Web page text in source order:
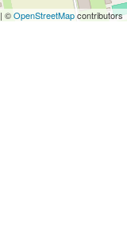
| ©OpenStreetMapcontributors